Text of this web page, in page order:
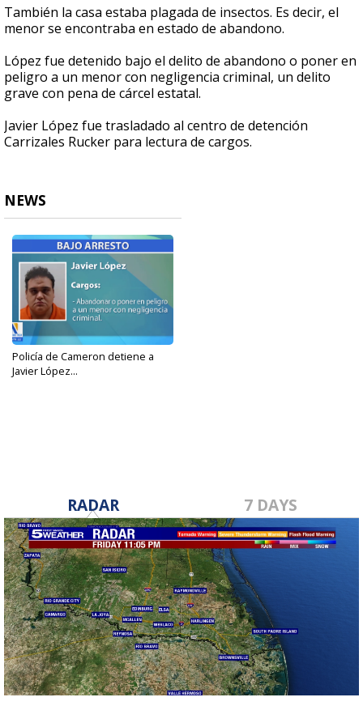
También la casa estaba plagada de insectos. Es decir, el
menor se encontraba en estado de abandono.
López fue detenido bajo el delito de abandono o poner en
peligro a un menor con negligencia criminal, un delito
grave con pena de cárcel estatal.
Javier López fue trasladado al centro de detención
Carrizales Rucker para lectura de cargos.
NEWS
Policía de Cameron detiene a
Javier López...
RADAR 7 DAYS